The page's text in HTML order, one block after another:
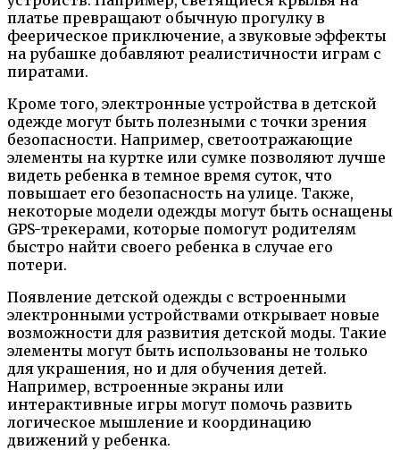
платье превращают обычную прогулку в
феерическое приключение, а звуковые эффекты
на рубашке добавляют реалистичности играм с
пиратами.
Кроме того, электронные устройства в детской
одежде могут быть полезными с точки зрения
безопасности. Например, светоотражающие
элементы на куртке или сумке позволяют лучше
видеть ребенка в темное время суток, что
повышает его безопасность на улице. Также,
некоторые модели одежды могут быть оснащены
GPS-трекерами, которые помогут родителям
быстро найти своего ребенка в случае его
потери.
Появление детской одежды с встроенными
электронными устройствами открывает новые
возможности для развития детской моды. Такие
элементы могут быть использованы не только
для украшения, но и для обучения детей.
Например, встроенные экраны или
интерактивные игры могут помочь развить
логическое мышление и координацию
движений у ребенка.